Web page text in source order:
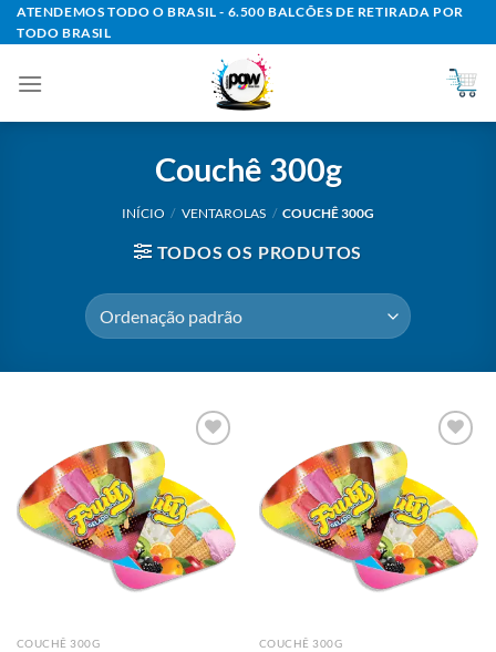
Skip
to
ATENDEMOS TODO O BRASIL - 6.500 BALCÕES DE RETIRADA POR
TODO BRASIL
Couchê 300g
INÍCIO / VENTAROLAS / COUCHÊ 300G
TODOS OS PRODUTOS
Add to
wishlist
COUCHÊ 300G
Add to
wishlist
COUCHÊ 300G